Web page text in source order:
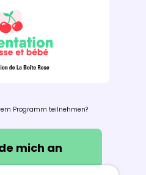
Programm teilnehmen?
mich an